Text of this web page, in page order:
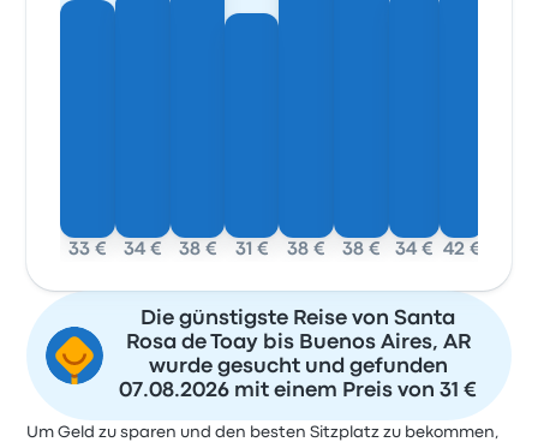
33 € 34 € 38 € 31 € 38 € 38 € 34 € 42 €
Die günstigste Reise von Santa
Rosa de Toay bis Buenos Aires, AR
wurde gesucht und gefunden
07.08.2026 mit einem Preis von 31 €
Um Geld zu sparen und den besten Sitzplatz zu bekommen,